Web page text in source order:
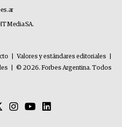
Media SA.
Valores y estándares editoriales
© 2026. Forbes Argentina. Todos